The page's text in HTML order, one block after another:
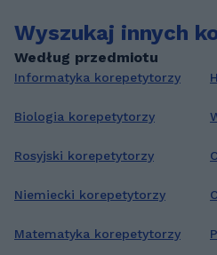
Wyszukaj innych
Według przedmiotu
Informatyka korepetytorzy
Biologia korepetytorzy
Rosyjski korepetytorzy
Niemiecki korepetytorzy
Matematyka korepetytorzy